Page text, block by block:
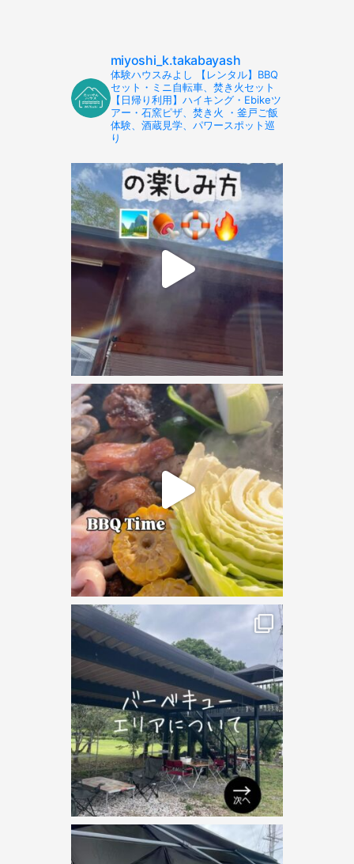
miyoshi_k.takabayash
体験ハウスみよし 【レンタル】BBQ
セット・ミニ自転車、焚き火セット
【日帰り利用】ハイキング・Ebikeツ
アー・石窯ピザ、焚き火 ・釜戸ご飯
体験、酒蔵見学、パワースポット巡
り